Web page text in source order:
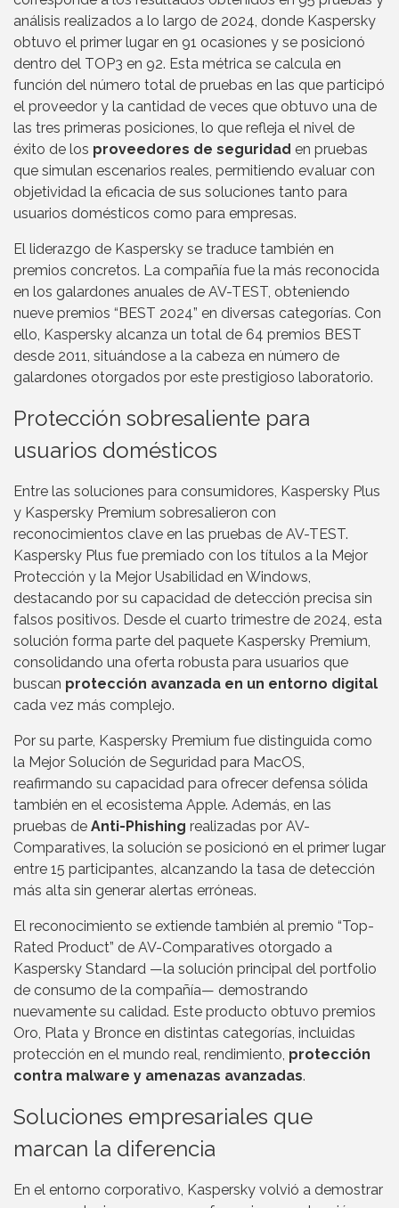
análisis realizados a lo largo de 2024, donde Kaspersky
obtuvo el primer lugar en 91 ocasiones y se posicionó
dentro del TOP3 en 92. Esta métrica se calcula en
función del número total de pruebas en las que participó
el proveedor y la cantidad de veces que obtuvo una de
las tres primeras posiciones, lo que refleja el nivel de
éxito de los proveedores de seguridad en pruebas
que simulan escenarios reales, permitiendo evaluar con
objetividad la eficacia de sus soluciones tanto para
usuarios domésticos como para empresas.
El liderazgo de Kaspersky se traduce también en
premios concretos. La compañía fue la más reconocida
en los galardones anuales de AV-TEST, obteniendo
nueve premios “BEST 2024” en diversas categorías. Con
ello, Kaspersky alcanza un total de 64 premios BEST
desde 2011, situándose a la cabeza en número de
galardones otorgados por este prestigioso laboratorio.
Protección sobresaliente para
usuarios domésticos
Entre las soluciones para consumidores, Kaspersky Plus
y Kaspersky Premium sobresalieron con
reconocimientos clave en las pruebas de AV-TEST.
Kaspersky Plus fue premiado con los títulos a la Mejor
Protección y la Mejor Usabilidad en Windows,
destacando por su capacidad de detección precisa sin
falsos positivos. Desde el cuarto trimestre de 2024, esta
solución forma parte del paquete Kaspersky Premium,
consolidando una oferta robusta para usuarios que
buscan protección avanzada en un entorno digital
cada vez más complejo.
Por su parte, Kaspersky Premium fue distinguida como
la Mejor Solución de Seguridad para MacOS,
reafirmando su capacidad para ofrecer defensa sólida
también en el ecosistema Apple. Además, en las
pruebas de Anti-Phishing realizadas por AV-
Comparatives, la solución se posicionó en el primer lugar
entre 15 participantes, alcanzando la tasa de detección
más alta sin generar alertas erróneas.
El reconocimiento se extiende también al premio “Top-
Rated Product” de AV-Comparatives otorgado a
Kaspersky Standard —la solución principal del portfolio
de consumo de la compañía— demostrando
nuevamente su calidad. Este producto obtuvo premios
Oro, Plata y Bronce en distintas categorías, incluidas
protección en el mundo real, rendimiento, protección
contra malware y amenazas avanzadas.
Soluciones empresariales que
marcan la diferencia
En el entorno corporativo, Kaspersky volvió a demostrar